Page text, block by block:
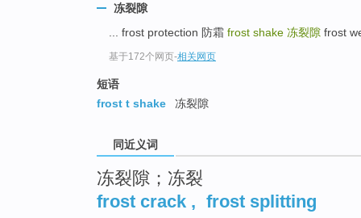
冻裂隙
... frost protection 防霜 frost shake 冻裂隙 frost
基于172个网页-相关网页
短语
frost t shake
冻裂隙
同近义词
冻裂隙；冻裂
frost crack , frost splitting